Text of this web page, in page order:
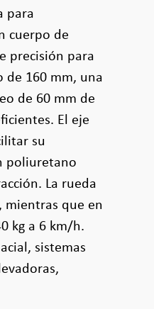
para
cuerpo de
precisión para
160 mm, una
de 60 mm de
El eje
su
poliuretano
La rueda
mientras que en
kg a 6 km/h.
sistemas